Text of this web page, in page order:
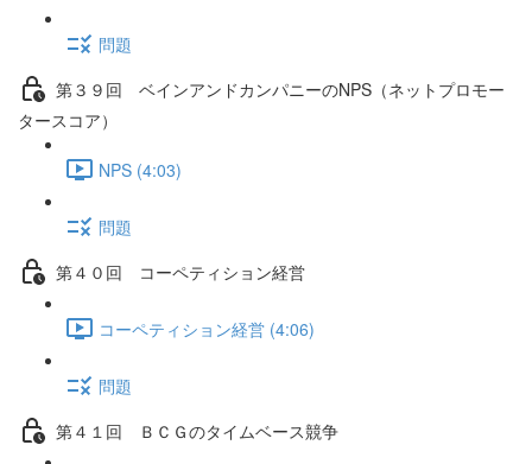
問題
第３９回 ベインアンドカンパニーのNPS（ネットプロモー
タースコア）
NPS (4:03)
問題
第４０回 コーペティション経営
コーペティション経営 (4:06)
問題
第４１回 ＢＣＧのタイムベース競争